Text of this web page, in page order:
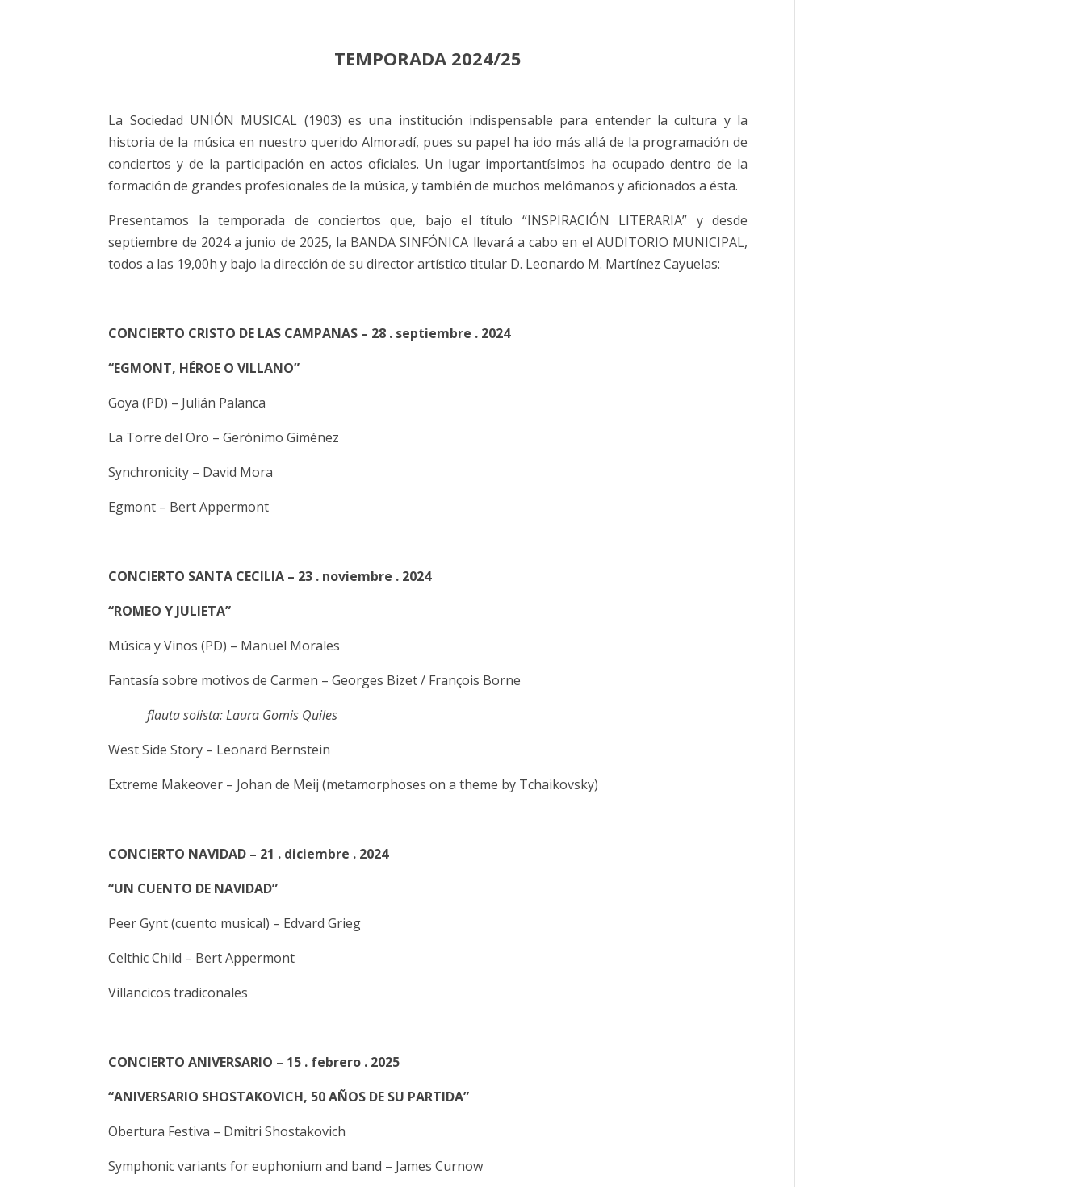
TEMPORADA 2024/25
La Sociedad UNIÓN MUSICAL (1903) es una institución indispensable para entender la cultura y la
historia de la música en nuestro querido Almoradí, pues su papel ha ido más allá de la programación de
conciertos y de la participación en actos oficiales. Un lugar importantísimos ha ocupado dentro de la
formación de grandes profesionales de la música, y también de muchos melómanos y aficionados a ésta.
Presentamos la temporada de conciertos que, bajo el título “INSPIRACIÓN LITERARIA” y desde
septiembre de 2024 a junio de 2025, la BANDA SINFÓNICA llevará a cabo en el AUDITORIO MUNICIPAL,
todos a las 19,00h y bajo la dirección de su director artístico titular D. Leonardo M. Martínez Cayuelas:
CONCIERTO CRISTO DE LAS CAMPANAS – 28 . septiembre . 2024
“EGMONT, HÉROE O VILLANO”
Goya (PD) – Julián Palanca
La Torre del Oro – Gerónimo Giménez
Synchronicity – David Mora
Egmont – Bert Appermont
CONCIERTO SANTA CECILIA – 23 . noviembre . 2024
“ROMEO Y JULIETA”
Música y Vinos (PD) – Manuel Morales
Fantasía sobre motivos de Carmen – Georges Bizet / François Borne
flauta solista: Laura Gomis Quiles
West Side Story – Leonard Bernstein
Extreme Makeover – Johan de Meij (metamorphoses on a theme by Tchaikovsky)
CONCIERTO NAVIDAD – 21 . diciembre . 2024
“UN CUENTO DE NAVIDAD”
Peer Gynt (cuento musical) – Edvard Grieg
Celthic Child – Bert Appermont
Villancicos tradiconales
CONCIERTO ANIVERSARIO – 15 . febrero . 2025
“ANIVERSARIO SHOSTAKOVICH, 50 AÑOS DE SU PARTIDA”
Obertura Festiva – Dmitri Shostakovich
Symphonic variants for euphonium and band – James Curnow